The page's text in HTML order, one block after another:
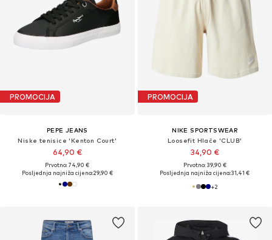
PROMOCIJA
PEPE JEANS
Niske tenisice 'Kenton Court'
64,90 €
Prvotno: 74,90 €
Posljednja najniža cijena:29,90 €
PROMOCIJA
NIKE SPORTSWEAR
Loosefit Hlače 'CLUB'
34,90 €
Prvotno: 39,90 €
Posljednja najniža cijena:31,41 €
+2